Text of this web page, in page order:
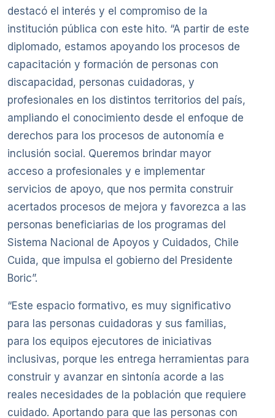
destacó el interés y el compromiso de la
institución pública con este hito. “A partir de este
diplomado, estamos apoyando los procesos de
capacitación y formación de personas con
discapacidad, personas cuidadoras, y
profesionales en los distintos territorios del país,
ampliando el conocimiento desde el enfoque de
derechos para los procesos de autonomía e
inclusión social. Queremos brindar mayor
acceso a profesionales y e implementar
servicios de apoyo, que nos permita construir
acertados procesos de mejora y favorezca a las
personas beneficiarias de los programas del
Sistema Nacional de Apoyos y Cuidados, Chile
Cuida, que impulsa el gobierno del Presidente
Boric”.
“Este espacio formativo, es muy significativo
para las personas cuidadoras y sus familias,
para los equipos ejecutores de iniciativas
inclusivas, porque les entrega herramientas para
construir y avanzar en sintonía acorde a las
reales necesidades de la población que requiere
cuidado. Aportando para que las personas con